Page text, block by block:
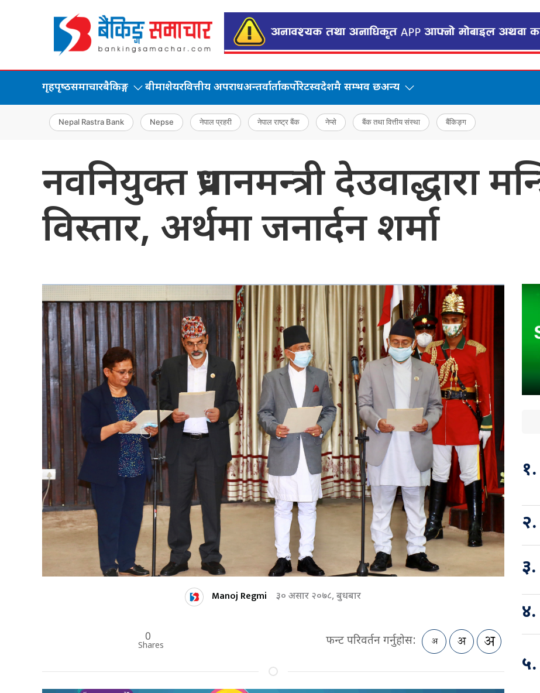
गृहपृष्‍ठसमाचारबैकिङ्ग बीमाशेयरवित्तीय अपराधअन्तर्वार्ताकर्पोरेटस्वदेशमै सम्भव छअन्य
Nepal Rastra Bank Nepse नेपाल प्रहरी नेपाल राष्ट्र बैंक नेप्से बैंक तथा वित्तीय संस्था बैंकिङ्ग
नवनियुक्त प्रधानमन्त्री देउवाद्धारा
विस्तार, अर्थमा जनार्दन शर्मा
Manoj Regmi ३० असार २०७८, बुधबार
0
Shares फन्ट परिवर्तन गर्नुहोस:
१.
२.
३.
४.
५.